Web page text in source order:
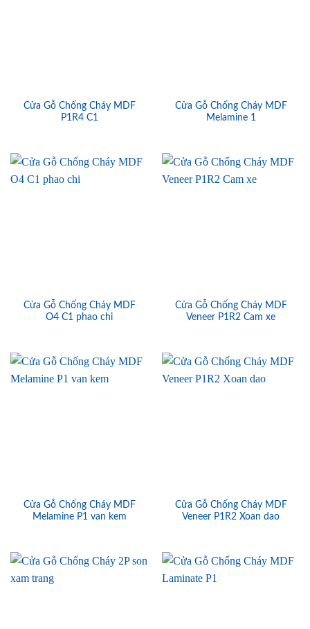
Cửa Gỗ Chống Cháy MDF
P1R4 C1
Cửa Gỗ Chống Cháy MDF
Melamine 1
Cửa Gỗ Chống Cháy MDF
O4 C1 phao chi
Cửa Gỗ Chống Cháy MDF
Veneer P1R2 Cam xe
Cửa Gỗ Chống Cháy MDF
Melamine P1 van kem
Cửa Gỗ Chống Cháy MDF
Veneer P1R2 Xoan dao